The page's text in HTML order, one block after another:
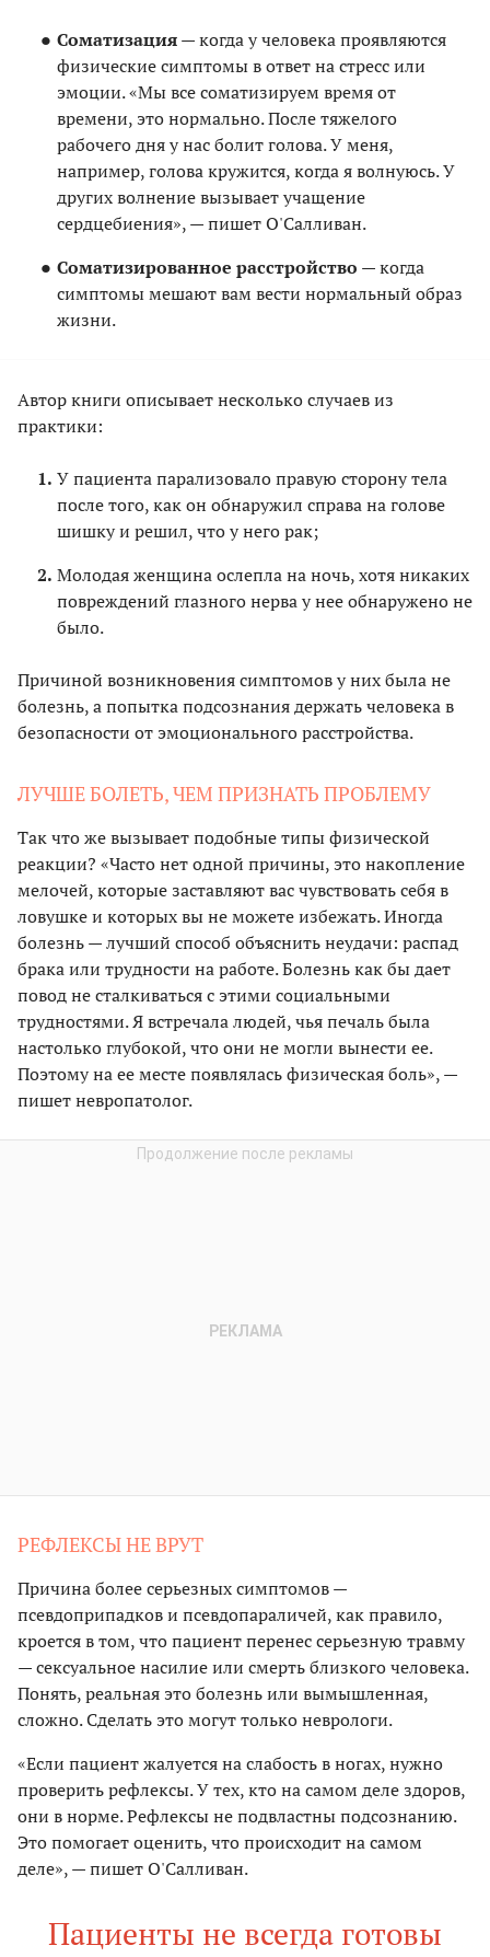
Соматизация— когда у человека проявляются
физические симптомы в ответ на стресс или
эмоции. «Мы все соматизируем время от
времени, это нормально. После тяжелого
рабочего дня у нас болит голова. У меня,
например, голова кружится, когда я волнуюсь. У
других волнение вызывает учащение
сердцебиения», — пишет О'Салливан.
Соматизированное расстройство — когда
симптомы мешают вам вести нормальный образ
жизни.
Автор книги описывает несколько случаев из
практики:
У пациента парализовало правую сторону тела
после того, как он обнаружил справа на голове
шишку и решил, что у него рак;
Молодая женщина ослепла на ночь, хотя никаких
повреждений глазного нерва у нее обнаружено не
было.
Причиной возникновения симптомов у них была не
болезнь, а попытка подсознания держать человека в
безопасности от эмоционального расстройства.
ЛУЧШЕ БОЛЕТЬ, ЧЕМ ПРИЗНАТЬ ПРОБЛЕМУ
Так что же вызывает подобные типы физической
реакции? «Часто нет одной причины, это накопление
мелочей, которые заставляют вас чувствовать себя в
ловушке и которых вы не можете избежать. Иногда
болезнь — лучший способ объяснить неудачи: распад
брака или трудности на работе. Болезнь как бы дает
повод не сталкиваться с этими социальными
трудностями. Я встречала людей, чья печаль была
настолько глубокой, что они не могли вынести ее.
Поэтому на ее месте появлялась физическая боль», —
пишет невропатолог.
РЕФЛЕКСЫ НЕ ВРУТ
Причина более серьезных симптомов —
псевдоприпадков и псевдопараличей, как правило,
кроется в том, что пациент перенес серьезную травму
— сексуальное насилие или смерть близкого человека.
Понять, реальная это болезнь или вымышленная,
сложно. Сделать это могут только неврологи.
«Если пациент жалуется на слабость в ногах, нужно
проверить рефлексы. У тех, кто на самом деле здоров,
они в норме. Рефлексы не подвластны подсознанию.
Это помогает оценить, что происходит на самом
деле», — пишет О'Салливан.
Пациенты не всегда готовы